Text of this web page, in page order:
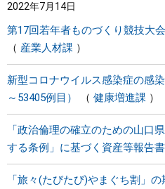
2022年7月14日
第17回若年者ものづくり競技大
産業人材課
新型コロナウイルス感染症の感
～53405例目）
健康増進課
「政治倫理の確立のための山口
する条例」に基づく資産等報告
「旅々(たびたび)やまぐち割」